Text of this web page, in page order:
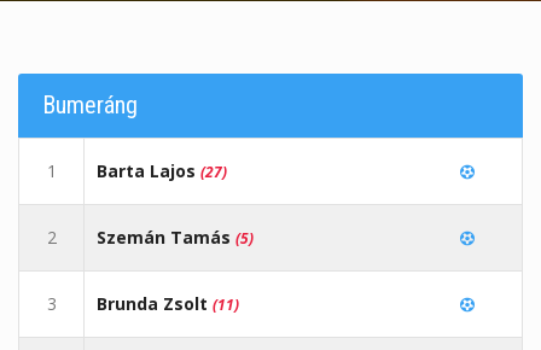
Bumeráng
1 Barta Lajos (27)
2 Szemán Tamás (5)
3 Brunda Zsolt (11)